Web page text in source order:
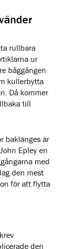
rullbara
ur
båggången
kullerbytta
Då kommer
till
baklänges är
Epley en
med
den mest
för att flytta
den